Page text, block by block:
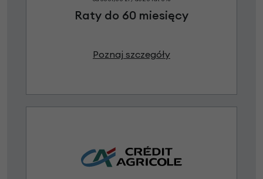
Raty do 60 miesięcy
Poznaj szczegóły